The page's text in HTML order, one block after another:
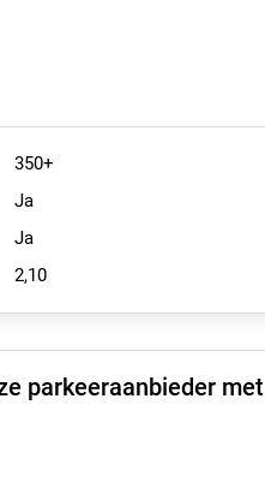
350+
Ja
Ja
2,10
parkeeraanbieder met